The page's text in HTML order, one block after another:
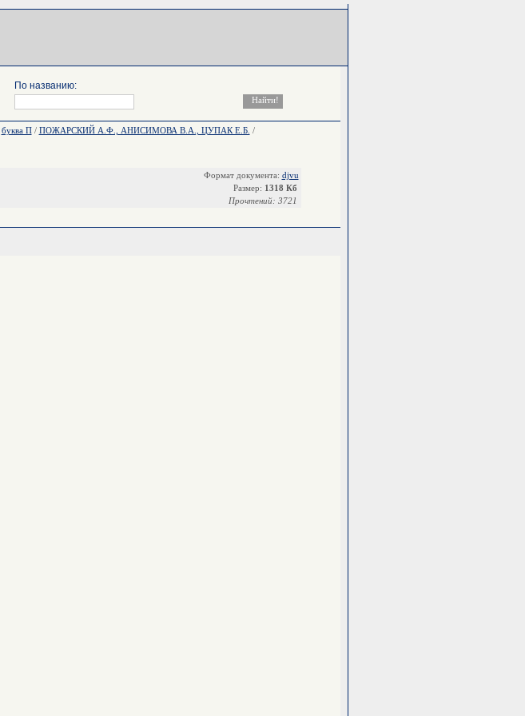
По названию:
буква П/ ПОЖАРСКИЙ А.Ф., АНИСИМОВА В.А., ЦУПАК Е.Б. /
Формат документа: djvu
Размер: 1318 Кб
Прочтений: 3721